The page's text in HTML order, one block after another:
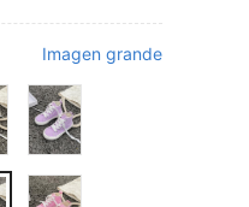
Imagen grande